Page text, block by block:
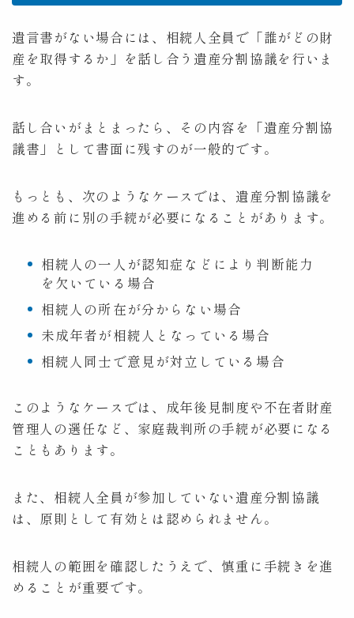
遺言書がない場合には、相続人全員で「誰がどの財
産を取得するか」を話し合う遺産分割協議を行いま
す。
話し合いがまとまったら、その内容を「遺産分割協
議書」として書面に残すのが一般的です。
もっとも、次のようなケースでは、遺産分割協議を
進める前に別の手続が必要になることがあります。
相続人の一人が認知症などにより判断能力
を欠いている場合
相続人の所在が分からない場合
未成年者が相続人となっている場合
相続人同士で意見が対立している場合
このようなケースでは、成年後見制度や不在者財産
管理人の選任など、家庭裁判所の手続が必要になる
こともあります。
また、相続人全員が参加していない遺産分割協議
は、原則として有効とは認められません。
相続人の範囲を確認したうえで、慎重に手続きを進
めることが重要です。